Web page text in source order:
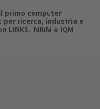
primo computer
per ricerca, industria e
LINKS, INRiM e IQM